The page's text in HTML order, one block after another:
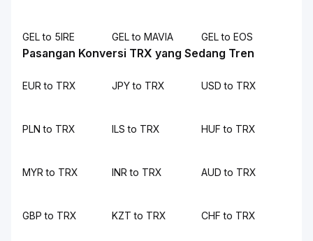
GEL to 5IRE GEL to MAVIA GEL to EOS
Pasangan Konversi TRX yang Sedang Tren
EUR to TRX JPY to TRX USD to TRX
PLN to TRX ILS to TRX HUF to TRX
MYR to TRX INR to TRX AUD to TRX
GBP to TRX KZT to TRX CHF to TRX